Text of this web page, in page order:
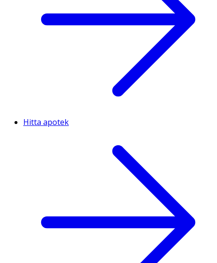
Hitta apotek